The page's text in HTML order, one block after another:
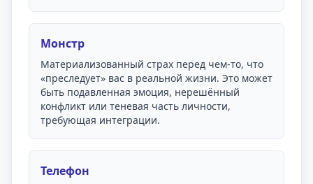
Монстр
Материализованный страх перед чем-то, что
«преследует» вас в реальной жизни. Это может
быть подавленная эмоция, нерешённый
конфликт или теневая часть личности,
требующая интеграции.
Телефон